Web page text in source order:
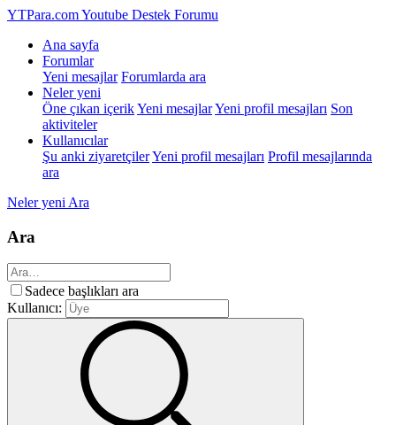
YTPara.comYoutube Destek Forumu
Ana sayfa
Forumlar
Yeni mesajlar Forumlarda ara
Neler yeni
Öne çıkan içerikYeni mesajlarYeni profil mesajları Son
aktiviteler
Kullanıcılar
Şu anki ziyaretçilerYeni profil mesajları Profil mesajlarında
ara
Neler yeni Ara
Ara
Sadece başlıkları ara
Kullanıcı: